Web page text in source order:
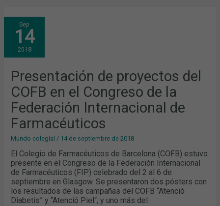
Sep
14
2018
Presentación de proyectos del
COFB en el Congreso de la
Federación Internacional de
Farmacéuticos
Mundo colegial / 14 de septiembre de 2018
El Colegio de Farmacéuticos de Barcelona (COFB) estuvo
presente en el Congreso de la Federación Internacional
de Farmacéuticos (FIP) celebrado del 2 al 6 de
septiembre en Glasgow. Se presentaron dos pósters con
los resultados de las campañas del COFB “Atenció
Diabetis” y “Atenció Piel“, y uno más del
PRESENTACIÓN
DE
PROYECTOS
DEL
COFB
EN
EL
LA
FEDERACIÓN
INTERNACIONAL
DE
FARMACÉUTICOS